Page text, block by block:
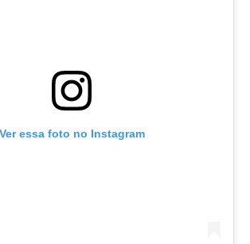
Ver essa foto no Instagram